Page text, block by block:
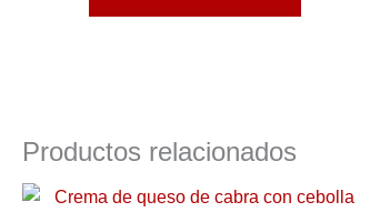
Productos relacionados